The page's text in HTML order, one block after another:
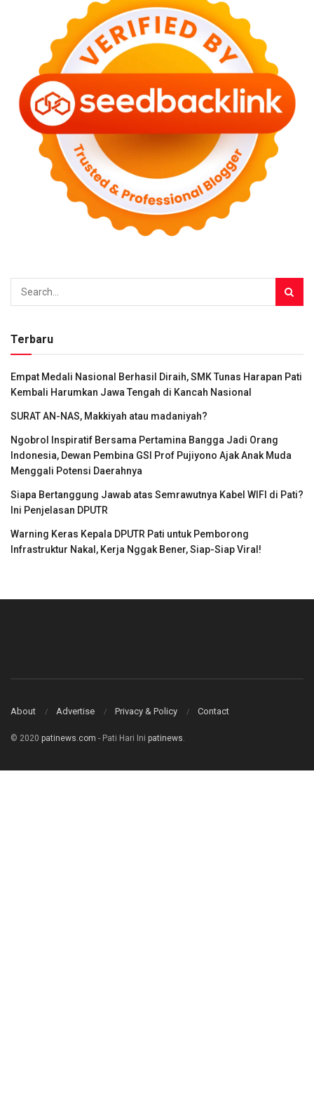
Terbaru
Empat Medali Nasional Berhasil Diraih, SMK Tunas Harapan Pati
Kembali Harumkan Jawa Tengah di Kancah Nasional
SURAT AN-NAS, Makkiyah atau madaniyah?
Ngobrol Inspiratif Bersama Pertamina Bangga Jadi Orang
Indonesia, Dewan Pembina GSI Prof Pujiyono Ajak Anak Muda
Menggali Potensi Daerahnya
Siapa Bertanggung Jawab atas Semrawutnya Kabel WIFI di Pati?
Ini Penjelasan DPUTR
Warning Keras Kepala DPUTR Pati untuk Pemborong
Infrastruktur Nakal, Kerja Nggak Bener, Siap-Siap Viral!
About Advertise Privacy & Policy Contact
© 2020 patinews.com - Pati Hari Ini patinews